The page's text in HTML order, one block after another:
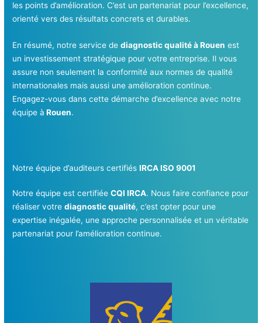
les points d’amélioration. C’est un partenariat pour l’excellence,
orienté vers des résultats concrets et durables.
En résumé, notre service dediagnostic qualité à Rouen est
un investissement stratégique pour votre entreprise. Il vous
assure non seulement la conformité aux normes de qualité
internationales mais aussi une amélioration continue.
Engagez-vous dans cette démarche d’excellence avec notre
équipe à Rouen.
Notre équipe d’auditeurs certifiésIRCA ISO 9001
Notre équipe est certifiéeCQI IRCA. Nous faire confiance pour
réaliser votrediagnostic qualité, c’est opter pour une
expertise inégalée, une approche personnalisée et un véritable
partenariat pour l’amélioration continue.